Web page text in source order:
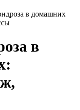
в домашних
в